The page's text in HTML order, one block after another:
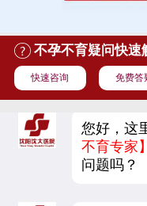
不孕不育疑问快速
快速咨询 免费答
您好，这
不育专家】
问题吗？